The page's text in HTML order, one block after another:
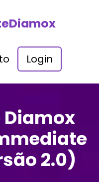
Login
2.0)